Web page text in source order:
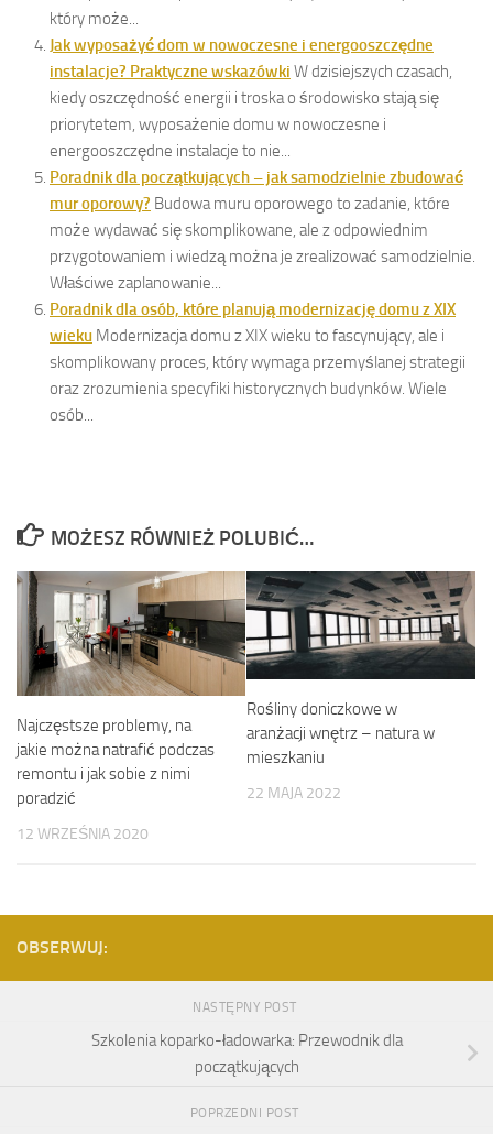
który może...
Jak wyposażyć dom w nowoczesne i energooszczędne
instalacje? Praktyczne wskazówki W dzisiejszych czasach,
kiedy oszczędność energii i troska o środowisko stają się
priorytetem, wyposażenie domu w nowoczesne i
energooszczędne instalacje to nie...
Poradnik dla początkujących – jak samodzielnie zbudować
mur oporowy? Budowa muru oporowego to zadanie, które
może wydawać się skomplikowane, ale z odpowiednim
przygotowaniem i wiedzą można je zrealizować samodzielnie.
Właściwe zaplanowanie...
Poradnik dla osób, które planują modernizację domu z XIX
wieku Modernizacja domu z XIX wieku to fascynujący, ale i
skomplikowany proces, który wymaga przemyślanej strategii
oraz zrozumienia specyfiki historycznych budynków. Wiele
osób...
MOŻESZ RÓWNIEŻ POLUBIĆ…
Najczęstsze problemy, na
jakie można natrafić podczas
remontu i jak sobie z nimi
poradzić
12 WRZEŚNIA 2020
Rośliny doniczkowe w
aranżacji wnętrz – natura w
mieszkaniu
22 MAJA 2022
OBSERWUJ:
NASTĘPNY POST
Szkolenia koparko-ładowarka: Przewodnik dla
początkujących
POPRZEDNI POST